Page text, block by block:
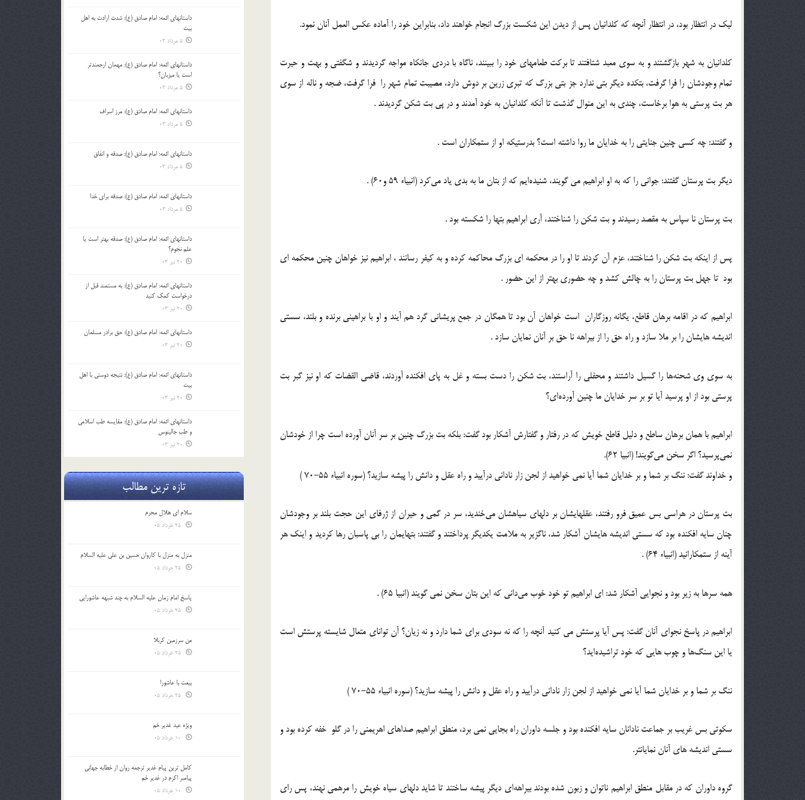
لیک در انتظار بود، در انتظار آنچه که کلدانیان پس از دیدن این شکست بزرگ انجام خواهند داد، بنابراین خود را آماده عکس العمل آنان نمود.
کلدانیان به شهر بازگشتند و به سوی معبد شتافتند تا برکت طعامهای خود را ببینند، ناگاه با دردی جانکاه مواجه گردیدند و شگفتی و بهت و حیرت
تمام وجودشان را فرا گرفت، بتکده دیگر بتی ندارد جز بتی بزرگ که تبری زرین بر دوش دارد، مصیبت تمام شهر را فرا گرفت، ضجه و ناله از سوی
هر بت پرستی به هوا برخاست، چندی به این منوال گذشت تا آنکه کلدانیان به خود آمدند و در پی بت شکن گردیدند .
و گفتند: چه کسی چنین جنایتی را به خدایان ما روا داشته است؟ بدرستیکه او از ستمکاران است .
دیگر بت پرستان گفتند: جوانی را که به او ابراهیم می گویند، شنیده‌ایم که از بتان ما به بدی یاد می‌کرد (انبیاء 59 و60) .
بت پرستان نا سپاس به مقصد رسیدند و بت شکن را شناختند، آری ابراهیم بتها را شکسته بود .
پس از اینکه بت شکن را شناختند، عزم آن کردند تا او را در محکمه ای بزرگ محاکمه کرده و به کیفر رسانند ، ابراهیم نیز خواهان چنین محکمه ای
بود تا جهل بت پرستان را به چالش کشد و چه حضوری بهتر از این حضور .
ابراهیم که در اقامه برهان قاطع، یگانه روزگاران است خواهان آن بود تا همگان در جمع پریشانی گرد هم آیند و او با براهینی برنده و بلند، سستی
اندیشه هایشان را بر ملا سازد و راه حق را از بیراهه نا حق بر آنان نمایان سازد .
به سوی وی شحنه‌ها را گسیل داشتند و محفلی را آراستند، بت شکن را دست بسته و غل به پای افکنده آوردند، قاضی القضات که او نیز گبر بت
پرستی بود از او پرسید آیا تو بر سر خدایان ما چنین آورده‌ای؟
ابراهیم با همان برهان ساطع و دلیل قاطع خویش که در رفتار و گفتارش آشکار بود گفت: بلکه بت بزرگ چنین بر سر آنان آورده است چرا از خودشان
نمی‌پرسید؟ اگر سخن می‌گویند! (انبیا 62).
و خداوند گفت: ننگ بر شما و بر خدایان شما آیا نمی خواهید از لجن زار نادانی درآیید و راه عقل و دانش را پیشه سازید؟ (سوره انبیاء 55-70 )
بت پرستان در هراسی بس عمیق فرو رفتند، عقلهایشان بر دلهای سیاهشان می‌خندید، سر در گمی و حیران از ژرفای این حجت بلند بر وجودشان
چنان سایه افکنده بود که سستی اندیشه هایشان آشکار شد، ناگزیر به ملامت یکدیگر پرداختند و گفتند: بتهایمان را بی پاسبان رها کردید و اینک هر
آینه از ستمکارانید (انبیاء 64) .
همه سرها به زیر بود و نجوایی آشکار شد: ای ابراهیم تو خود خوب می‌دانی که این بتان سخن نمی گویند (انبیا 65) .
ابراهیم در پاسخ نجوای آنان گفت: پس آیا پرستش می کنید آنچه را که نه سودی برای شما دارد و نه زیان؟ آن توانای متعال شایسته پرستش است
یا این سنگ‌ها و چوب هایی که خود تراشیده‌اید؟
ننگ بر شما و بر خدایان شما آیا نمی خواهید از لجن زار نادانی درآیید و راه عقل و دانش را پیشه سازید؟ (سوره انبیاء 55-70 )
سکوتی بس غریب بر جماعت نادانان سایه افکنده بود و جلسه داوران راه بجایی نمی برد، منطق ابراهیم صداهای اهریمنی را در گلو خفه کرده بود و
سستی اندیشه های آنان نمایانتر.
گروه داوران که در مقابل منطق ابراهیم ناتوان و زبون شده بودند بیراهه‌ای دیگر پیشه ساختند تا شاید دلهای سیاه خویش را مرهمی نهند، پس رای
داستانهای ائمه: امام صادق (ع): شدت ارادت به اهل
بیت
5 مرداد 03
داستانهای ائمه: امام صادق (ع): مهمان ارجمندتر
است یا میزبان؟
5 مرداد 03
داستانهای ائمه: امام صادق (ع): مرز اسراف
5 مرداد 03
داستانهای ائمه: امام صادق (ع): صدقه و انفاق
5 مرداد 03
داستانهای ائمه: امام صادق (ع): صدقه برای خدا
5 مرداد 03
داستانهای ائمه: امام صادق (ع): صدقه بهتر است یا
علم نجوم؟
20 تیر 03
داستانهای ائمه: امام صادق (ع): به مستمند قبل از
درخواست کمک کنید
20 تیر 03
داستانهای ائمه: امام صادق (ع): حق برادر مسلمان
20 تیر 03
داستانهای ائمه: امام صادق (ع): نتیجه دوستی با اهل
بیت
20 تیر 03
داستانهای ائمه: امام صادق (ع): مقایسه طب اسلامی
و طب جالینوس
20 تیر 03
تازه ترین مطالب
سلام ای هلال محرم
منزل به منزل با کاروان حسین بن علی علیه السلام
پاسخ امام زمان علیه السلام به چند شبهه عاشورایی
من سرزمین کربلا
بیعت با عاشورا
ویژه عید غدیر خم
کامل ترین پیام غدیر ترجمه روان از خطابه جهانی
پیامبر اکرم در غدیر خم